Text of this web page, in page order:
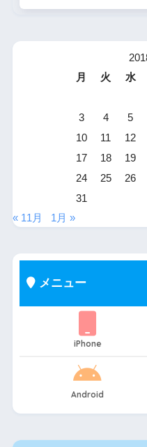
月
火 水
3
4 5
10
11 12
17
18 19
24
25 26
31
« 11月
1月 »
メニュー
iPhone
Android